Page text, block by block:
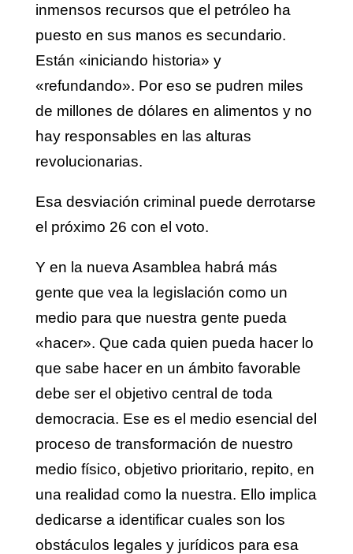
inmensos recursos que el petróleo ha
puesto en sus manos es secundario.
Están «iniciando historia» y
«refundando». Por eso se pudren miles
de millones de dólares en alimentos y no
hay responsables en las alturas
revolucionarias.
Esa desviación criminal puede derrotarse
el próximo 26 con el voto.
Y en la nueva Asamblea habrá más
gente que vea la legislación como un
medio para que nuestra gente pueda
«hacer». Que cada quien pueda hacer lo
que sabe hacer en un ámbito favorable
debe ser el objetivo central de toda
democracia. Ese es el medio esencial del
proceso de transformación de nuestro
medio físico, objetivo prioritario, repito, en
una realidad como la nuestra. Ello implica
dedicarse a identificar cuales son los
obstáculos legales y jurídicos para esa